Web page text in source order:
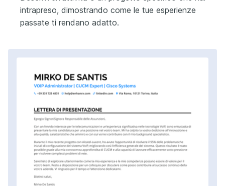
intrapreso, dimostrando come le tue esperienze
passate ti rendano adatto.